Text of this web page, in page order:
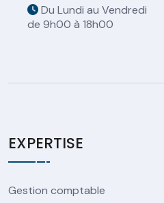
Du Lundi au Vendredi
de 9h00 à 18h00
EXPERTISE
Gestion comptable